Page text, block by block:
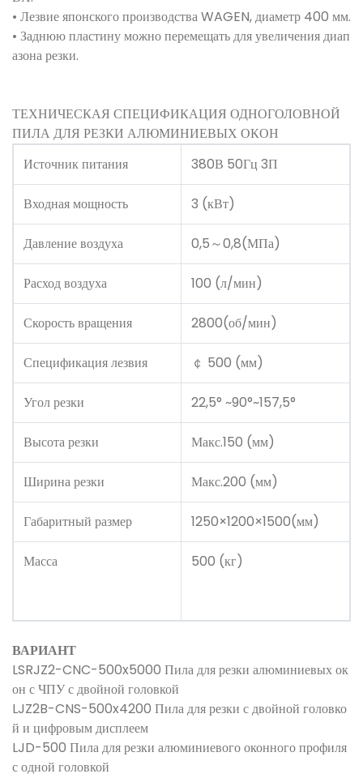
• Лезвие японского производства WAGEN, диаметр 400 мм.
• Заднюю пластину можно перемещать для увеличения диап
азона резки.
ТЕХНИЧЕСКАЯ СПЕЦИФИКАЦИЯ ОДНОГОЛОВНОЙ
ПИЛА ДЛЯ РЕЗКИ АЛЮМИНИЕВЫХ ОКОН
Источник питания
380В 50Гц 3П
Входная мощность 3 (кВт)
Давление воздуха 0,5～0,8(МПа)
Расход воздуха 100 (л/мин)
Скорость вращения 2800(об/мин)
Спецификация лезвия ￠ 500 (мм)
Угол резки 22,5° ~90°~157,5°
Высота резки Макс.150 (мм)
Ширина резки Макс.200 (мм)
Габаритный размер 1250×1200×1500(мм)
Масса 500 (кг)
ВАРИАНТ
LSRJZ2-CNC-500x5000 Пила для резки алюминиевых ок
он с ЧПУ с двойной головкой
LJZ2B-CNS-500x4200 Пила для резки с двойной головко
й и цифровым дисплеем
LJD-500 Пила для резки алюминиевого оконного профиля
с одной головкой